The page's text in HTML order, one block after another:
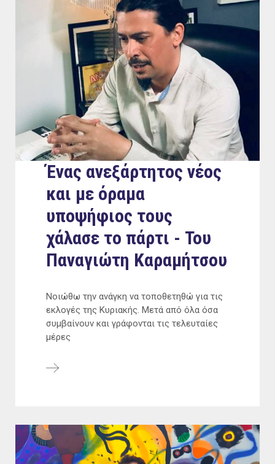
Ένας ανεξάρτητος νέος
και με όραμα
υποψήφιος τους
χάλασε το πάρτι - Του
Παναγιώτη Καραμήτσου
Νοιώθω την ανάγκη να τοποθετηθώ για τις
εκλογές της Κυριακής. Μετά από όλα όσα
συμβαίνουν και γράφονται τις τελευταίες
μέρες